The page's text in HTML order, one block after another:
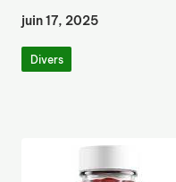
juin 17, 2025
Divers